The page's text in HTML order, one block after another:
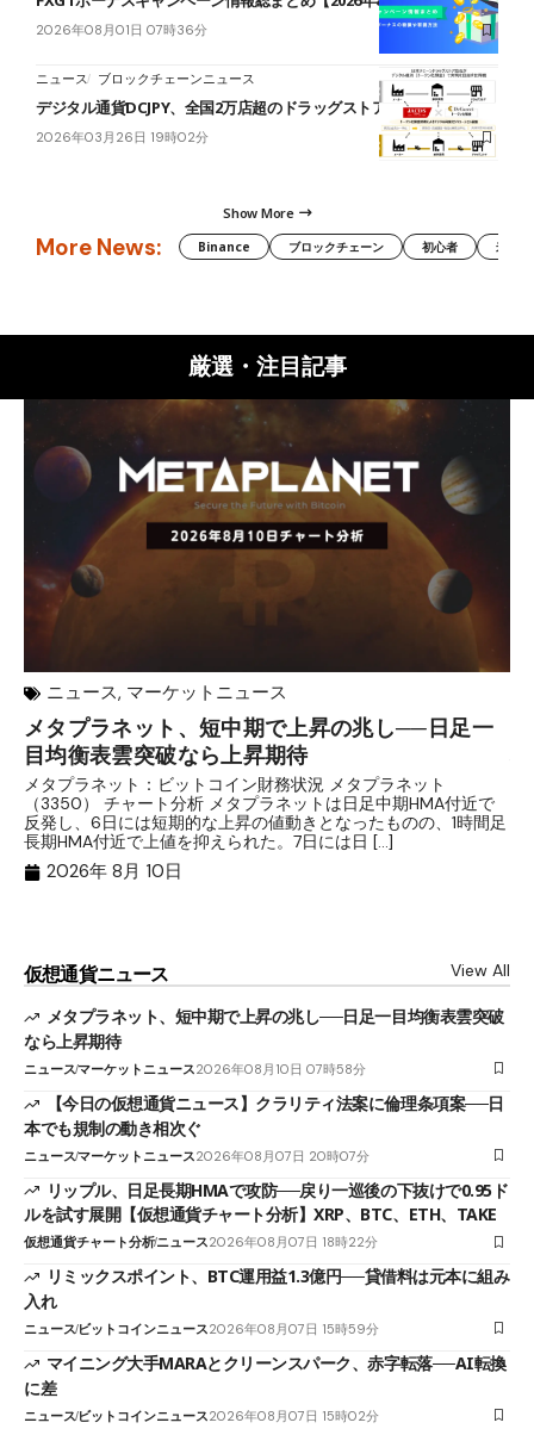
2026年08月01日 07時36分
ニュース ブロックチェーンニュース
デジタル通貨DCJPY、全国2万店超のドラッグストアで利用検討へ
2026年03月26日 19時02分
Show More
More News: Binance ブロックチェーン 初心者 米国
厳選・注目記事
ニュース, マーケットニュース
メタプラネット、短中期で上昇の兆し──日足一
目均衡表雲突破なら上昇期待
メタプラネット：ビットコイン財務状況 メタプラネット
（3350） チャート分析 メタプラネットは日足中期HMA付近で
反発し、6日には短期的な上昇の値動きとなったものの、1時間足
長期HMA付近で上値を抑えられた。7日には日 […]
2026年 8月 10日
仮想通貨ニュース View All
メタプラネット、短中期で上昇の兆し──日足一目均衡表雲突破
なら上昇期待
ニュースマーケットニュース2026年08月10日 07時58分
【今日の仮想通貨ニュース】クラリティ法案に倫理条項案──日
本でも規制の動き相次ぐ
ニュースマーケットニュース2026年08月07日 20時07分
リップル、日足長期HMAで攻防──戻り一巡後の下抜けで0.95ド
ルを試す展開【仮想通貨チャート分析】XRP、BTC、ETH、TAKE
仮想通貨チャート分析ニュース2026年08月07日 18時22分
リミックスポイント、BTC運用益1.3億円──貸借料は元本に組み
入れ
ニュースビットコインニュース2026年08月07日 15時59分
マイニング大手MARAとクリーンスパーク、赤字転落──AI転換
に差
ニュースビットコインニュース2026年08月07日 15時02分